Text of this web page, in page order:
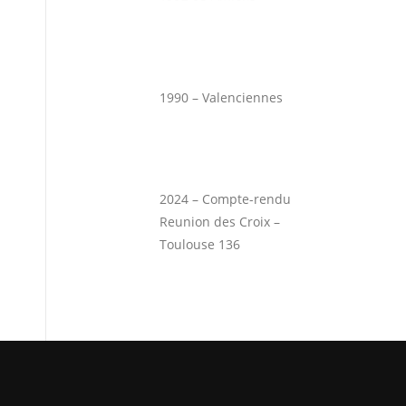
1990 – Valenciennes
2024 – Compte-rendu
Reunion des Croix –
Toulouse 136